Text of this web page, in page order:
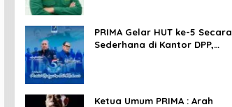
PRIMA Gelar HUT ke-5 Secara
Sederhana di Kantor DPP,
Ketua Umum PRIMA : Arah